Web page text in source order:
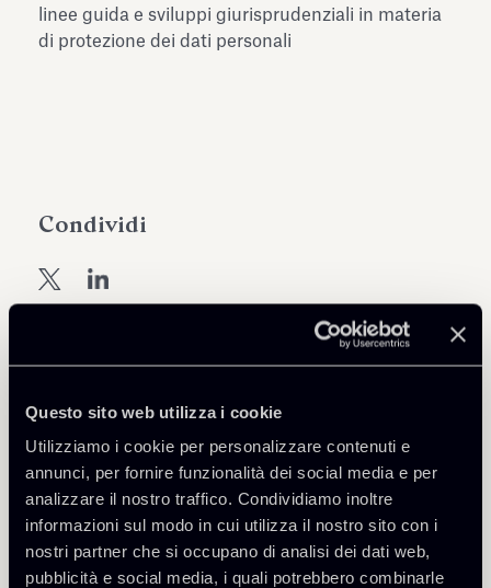
Questo sito web utilizza i cookie
Utilizziamo i cookie per personalizzare contenuti e
annunci, per fornire funzionalità dei social media e per
analizzare il nostro traffico. Condividiamo inoltre
informazioni sul modo in cui utilizza il nostro sito con i
nostri partner che si occupano di analisi dei dati web,
pubblicità e social media, i quali potrebbero combinarle
Key-News-Febbraio-2022-
Privacy-ITA.pdf
1 Mb
linee guida e sviluppi giurisprudenziali in materia
di protezione dei dati personali
Condividi